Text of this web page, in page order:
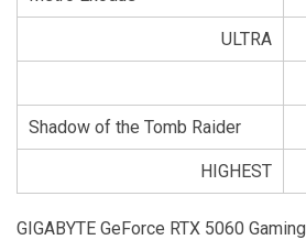
ULTRA
Shadow of the Tomb Raider
HIGHEST
GIGABYTE GeForce RTX 5060